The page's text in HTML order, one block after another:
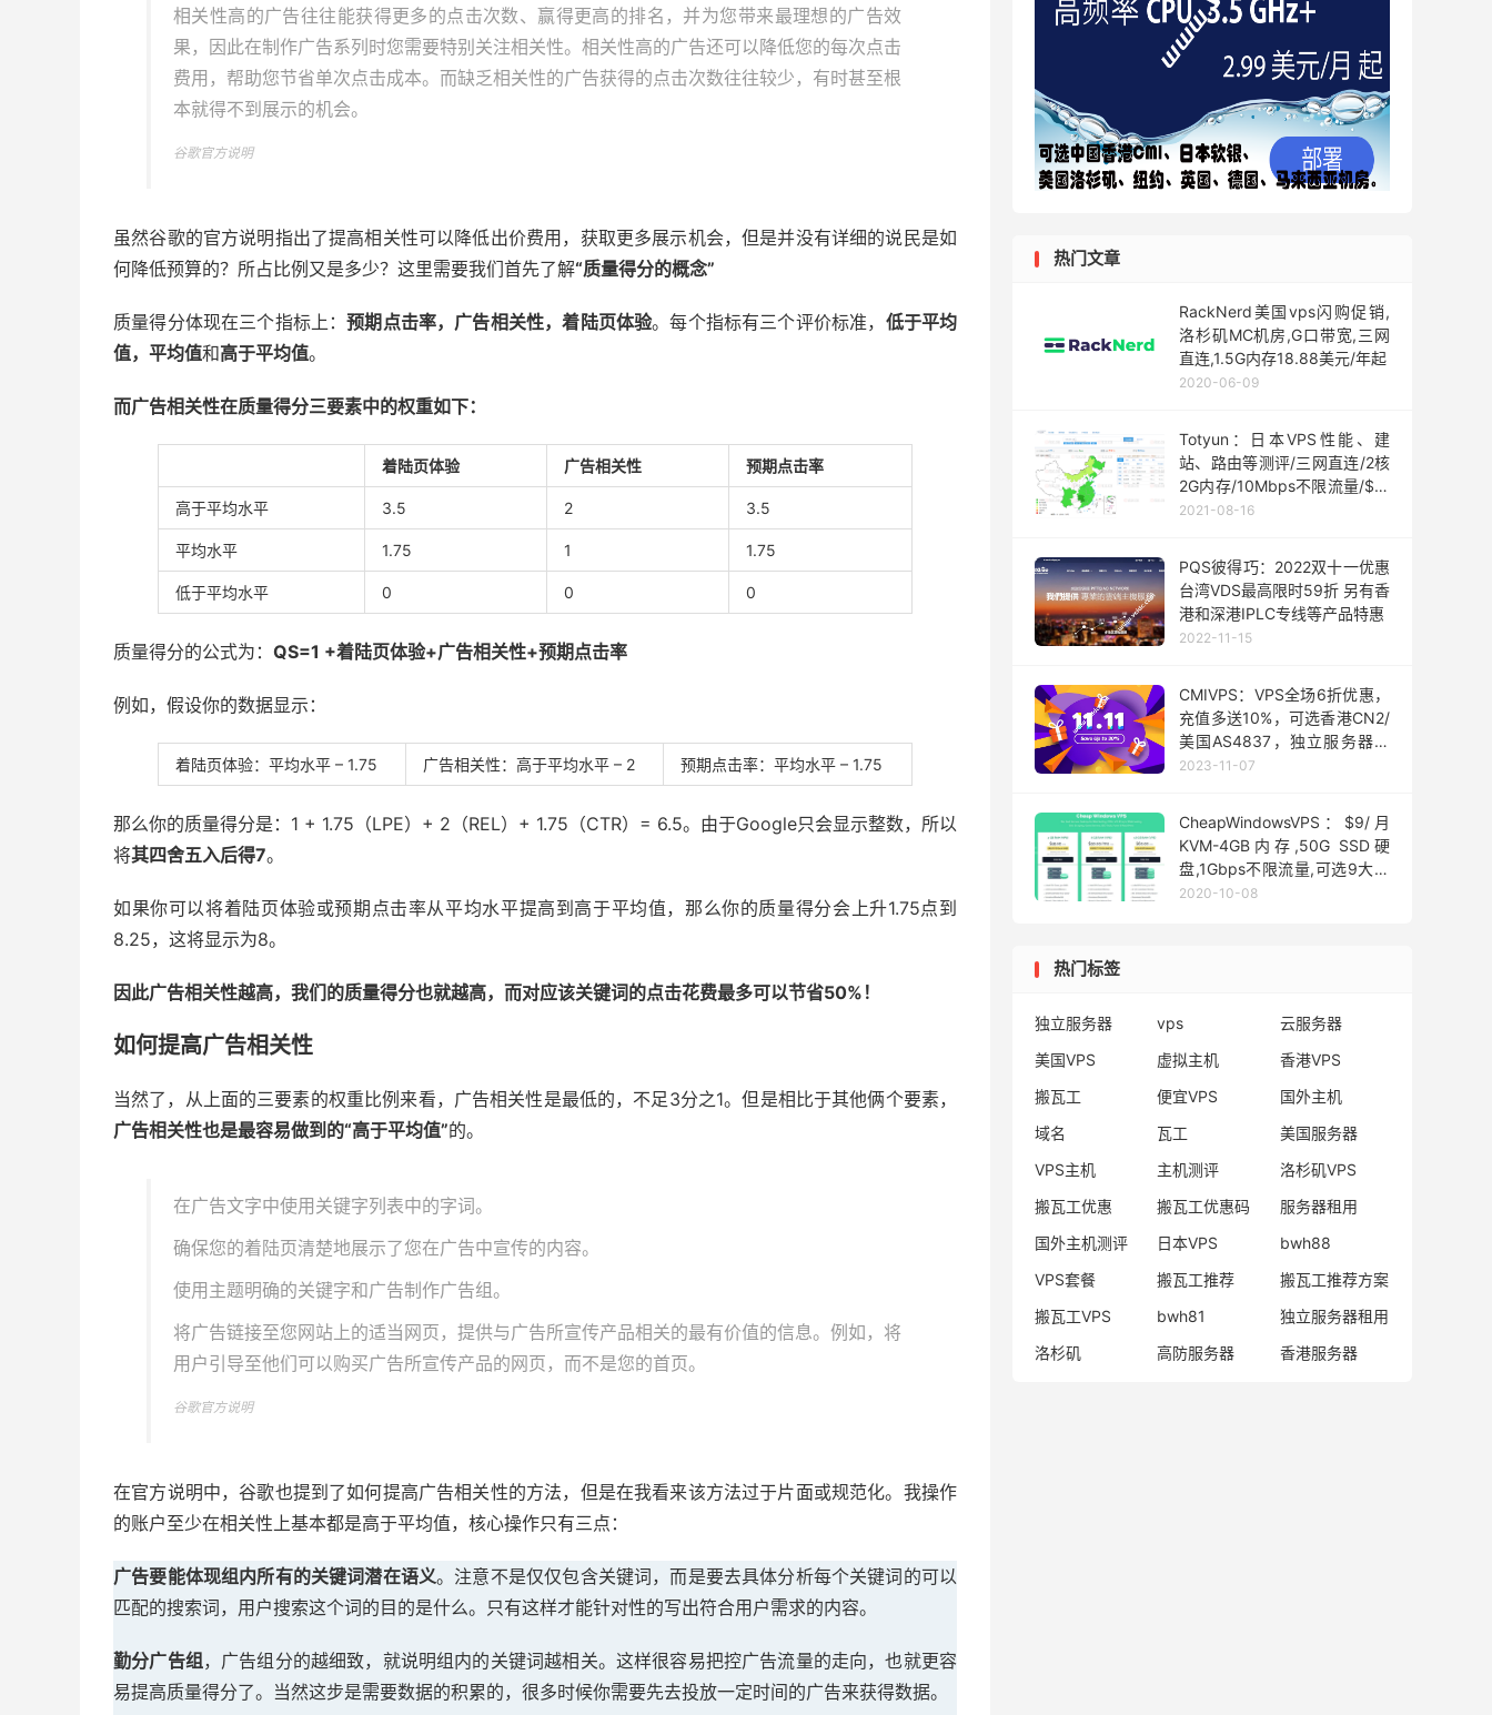
相关性高的广告往往能获得更多的点击次数、赢得更高的排名，并为您带来最理想的广告效
果，因此在制作广告系列时您需要特别关注相关性。相关性高的广告还可以降低您的每次点击
费用，帮助您节省单次点击成本。而缺乏相关性的广告获得的点击次数往往较少，有时甚至根
本就得不到展示的机会。
谷歌官方说明
虽然谷歌的官方说明指出了提高相关性可以降低出价费用，获取更多展示机会，但是并没有详细的说民是如
何降低预算的？所占比例又是多少？这里需要我们首先了解“质量得分的概念”
质量得分体现在三个指标上：预期点击率，广告相关性，着陆页体验。每个指标有三个评价标准， 低于平均
值，平均值和高于平均值。
而广告相关性在质量得分三要素中的权重如下：
着陆页体验 广告相关性 预期点击率
高于平均水平 3.5 2 3.5
平均水平 1.75 1 1.75
低于平均水平 0 0 0
质量得分的公式为： QS=1 +着陆页体验+广告相关性+预期点击率
例如，假设你的数据显示：
着陆页体验：平均水平 – 1.75 广告相关性：高于平均水平 – 2 预期点击率：平均水平 – 1.75
那么你的质量得分是：1 + 1.75（LPE）+ 2（REL）+ 1.75（CTR）= 6.5。由于Google只会显示整数，所以
将其四舍五入后得7。
如果你可以将着陆页体验或预期点击率从平均水平提高到高于平均值，那么你的质量得分会上升1.75点到
8.25，这将显示为8。
因此广告相关性越高，我们的质量得分也就越高，而对应该关键词的点击花费最多可以节省50%！
如何提高广告相关性
当然了，从上面的三要素的权重比例来看，广告相关性是最低的，不足3分之1。但是相比于其他俩个要素，
广告相关性也是最容易做到的“高于平均值”的。
在广告文字中使用关键字列表中的字词。
确保您的着陆页清楚地展示了您在广告中宣传的内容。
使用主题明确的关键字和广告制作广告组。
将广告链接至您网站上的适当网页，提供与广告所宣传产品相关的最有价值的信息。例如，将
用户引导至他们可以购买广告所宣传产品的网页，而不是您的首页。
谷歌官方说明
在官方说明中，谷歌也提到了如何提高广告相关性的方法，但是在我看来该方法过于片面或规范化。我操作
的账户至少在相关性上基本都是高于平均值，核心操作只有三点：
广告要能体现组内所有的关键词潜在语义。注意不是仅仅包含关键词，而是要去具体分析每个关键词的可以
匹配的搜索词，用户搜索这个词的目的是什么。只有这样才能针对性的写出符合用户需求的内容。
勤分广告组，广告组分的越细致，就说明组内的关键词越相关。这样很容易把控广告流量的走向，也就更容
易提高质量得分了。当然这步是需要数据的积累的，很多时候你需要先去投放一定时间的广告来获得数据。
热门文章
RackNerd美国vps闪购促销,
洛杉矶MC机房,G口带宽,三网
直连,1.5G内存18.88美元/年起
2020-06-09
Totyun：日本VPS性能、建
站、路由等测评/三网直连/2核
2G内存/10Mbps不限流量/$6/
月起
2021-08-16
PQS彼得巧：2022双十一优惠
台湾VDS最高限时59折 另有香
港和深港IPLC专线等产品特惠
2022-11-15
CMIVPS：VPS全场6折优惠，
充值多送10%，可选香港CN2/
美国AS4837，独立服务器买
10个月送2个月
2023-11-07
CheapWindowsVPS：$9/月
KVM-4GB内存,50G SSD硬
盘,1Gbps不限流量,可选9大机
房
2020-10-08
热门标签
独立服务器 vps
云服务器
美国VPS
虚拟主机
香港VPS
搬瓦工
便宜VPS
国外主机
域名
瓦工
美国服务器
VPS主机
主机测评
洛杉矶VPS
搬瓦工优惠
搬瓦工优惠码
服务器租用
国外主机测评
日本VPS
bwh88
VPS套餐
搬瓦工推荐
搬瓦工推荐方案
搬瓦工VPS
bwh81
独立服务器租用
洛杉矶
高防服务器 香港服务器